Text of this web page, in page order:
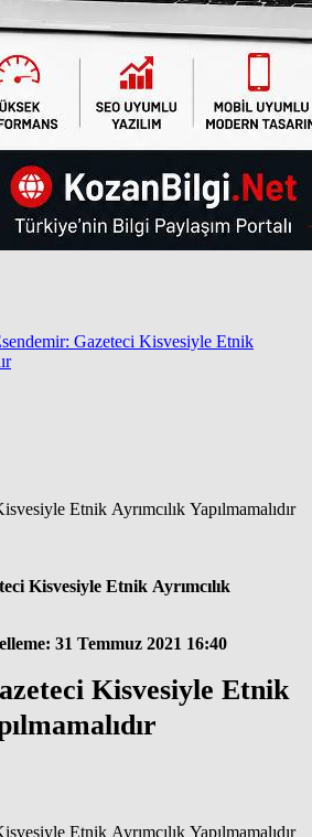
Gazeteci Kisvesiyle Etnik
Kisvesiyle Etnik Ayrımcılık
31 Temmuz 2021 16:40
Kisvesiyle Etnik